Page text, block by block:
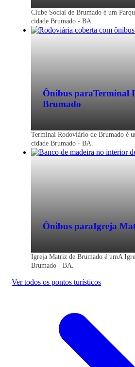
Clube Social de Brumado é um
cidade Brumado - BA.
Ônibus paraTerminal
Brumado
Terminal Rodoviário de Brumado é
cidade Brumado - BA.
Ônibus paraIgreja
Igreja Matriz de Brumado é umA
Brumado - BA.
Ver todos os pontos turísticos